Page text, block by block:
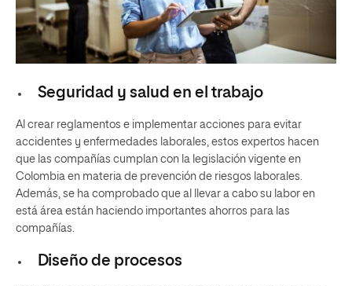
Seguridad y salud en el trabajo
Al crear reglamentos e implementar acciones para evitar
accidentes y enfermedades laborales, estos expertos hacen
que las compañías cumplan con la legislación vigente en
Colombia en materia de prevención de riesgos laborales.
Además, se ha comprobado que al llevar a cabo su labor en
está área están haciendo importantes ahorros para las
compañías.
Diseño de procesos